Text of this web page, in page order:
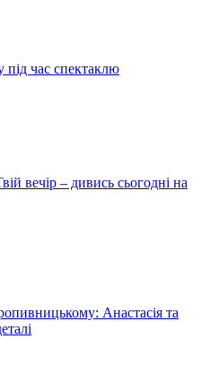
під час спектаклю
вечір – дивись сьогодні на
Анастасія та